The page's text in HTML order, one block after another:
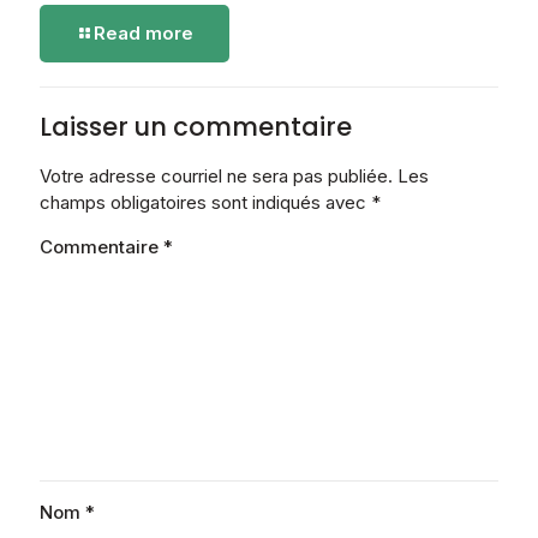
Read more
Terrasse
Laisser un commentaire
Votre adresse courriel ne sera pas publiée. Les
champs obligatoires sont indiqués avec *
Commentaire *
Nom *